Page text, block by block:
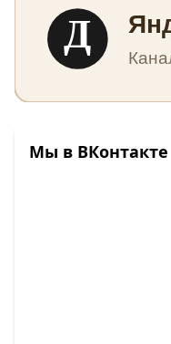
Д
Мы в ВКонтакте